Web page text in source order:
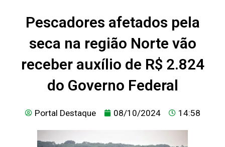
Pescadores afetados pela
seca na região Norte vão
receber auxílio de R$ 2.824
do Governo Federal
Portal Destaque 08/10/2024 14:58